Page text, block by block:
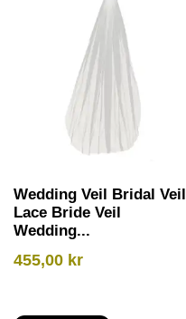
Wedding Veil Bridal Veil
Lace Bride Veil
Wedding...
455,00 kr